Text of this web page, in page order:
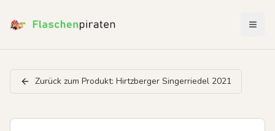
Zurück zum Produkt: Hirtzberger Singerriedel 2021